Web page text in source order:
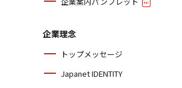
企業理念
トップメッセージ
Japanet IDENTITY